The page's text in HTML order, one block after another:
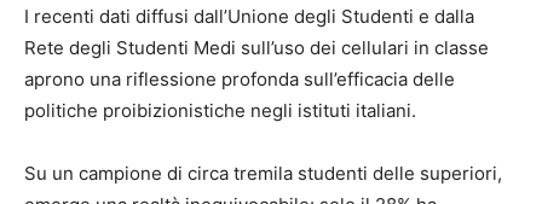
I recenti dati diffusi dall’Unione degli Studenti e dalla
Rete degli Studenti Medi sull’uso dei cellulari in classe
aprono una riflessione profonda sull’efficacia delle
politiche proibizionistiche negli istituti italiani.
Su un campione di circa tremila studenti delle superiori,